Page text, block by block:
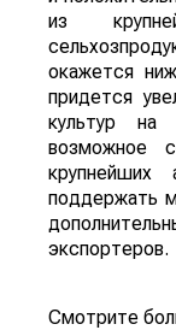
из
окажется
придется
культур
возможное
крупнейших
поддержать
экспортеров.
Смотрите